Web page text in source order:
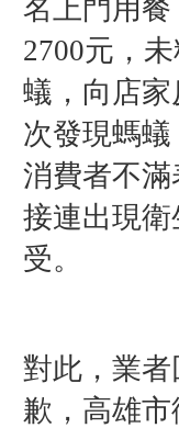
名上門用
2700元，
蟻，向店
次發現螞蟻
消費者不
接連出現
受。
對此，業
歉，高雄